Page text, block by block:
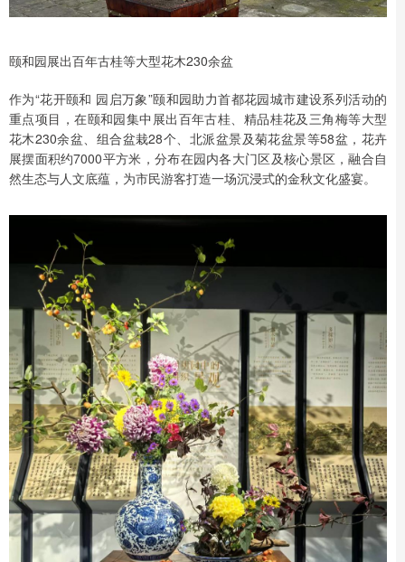
颐和园展出百年古桂等大型花木230余盆
作为“花开颐和 园启万象”颐和园助力首都花园城市建设系列活动的
重点项目，在颐和园集中展出百年古桂、精品桂花及三角梅等大型
花木230余盆、组合盆栽28个、北派盆景及菊花盆景等58盆，花卉
展摆面积约7000平方米，分布在园内各大门区及核心景区，融合自
然生态与人文底蕴，为市民游客打造一场沉浸式的金秋文化盛宴。